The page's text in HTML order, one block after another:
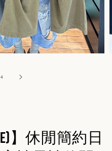
4
】休閒簡約日